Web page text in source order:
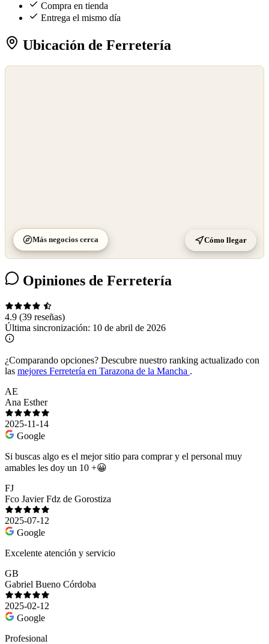
Compra en tienda
Entrega el mismo día
Ubicación de Ferretería
Más negocios cerca Cómo llegar
Opiniones de Ferretería
4.9 (39 reseñas)
Última sincronización: 10 de abril de 2026
¿Comparando opciones? Descubre nuestro ranking actualizado con
las mejores Ferretería en Tarazona de la Mancha .
AE
Ana Esther
2025-11-14
Google
Si buscas algo es el mejor sitio para comprar y el personal muy
amables les doy un 10 +😀
FJ
Fco Javier Fdz de Gorostiza
2025-07-12
Google
Excelente atención y servicio
GB
Gabriel Bueno Córdoba
2025-02-12
Google
Profesional